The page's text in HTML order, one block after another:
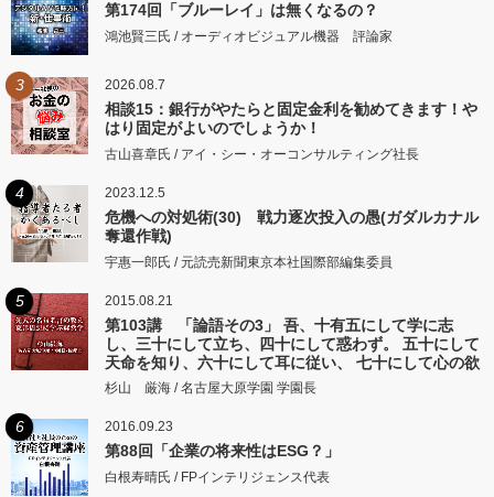
第174回「ブルーレイ」は無くなるの？
鴻池賢三氏 / オーディオビジュアル機器 評論家
3 2026.08.7
相談15：銀行がやたらと固定金利を勧めてきます！や
はり固定がよいのでしょうか！
古山喜章氏 / アイ・シー・オーコンサルティング社長
4 2023.12.5
危機への対処術(30) 戦力逐次投入の愚(ガダルカナル
奪還作戦)
宇惠一郎氏 / 元読売新聞東京本社国際部編集委員
5 2015.08.21
第103講 「論語その3」 吾、十有五にして学に志
し、三十にして立ち、四十にして惑わず。 五十にして
天命を知り、六十にして耳に従い、 七十にして心の欲
するところに従いて矩をこえず。
杉山 厳海 / 名古屋大原学園 学園長
6 2016.09.23
第88回「企業の将来性はESG？」
白根寿晴氏 / FPインテリジェンス代表